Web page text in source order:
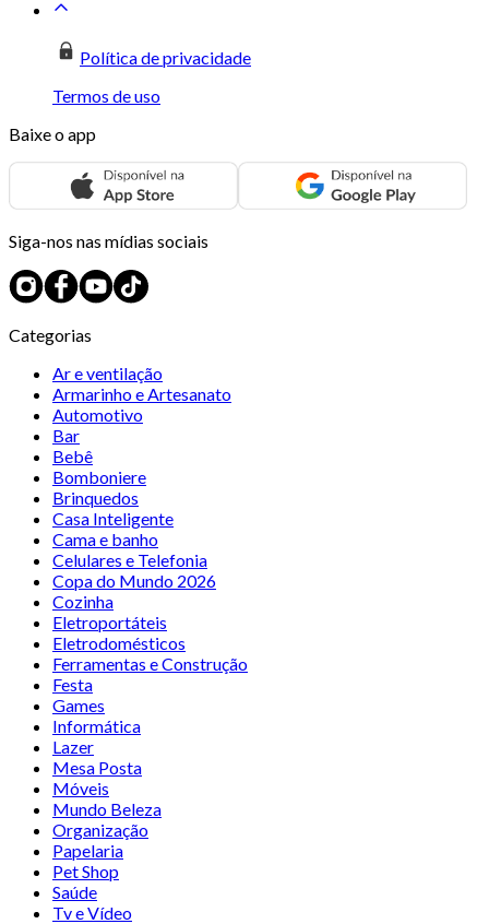
Política de privacidade
Termos de uso
Baixe o app
Siga-nos nas mídias sociais
Categorias
Ar e ventilação
Armarinho e Artesanato
Automotivo
Bar
Bebê
Bomboniere
Brinquedos
Casa Inteligente
Cama e banho
Celulares e Telefonia
Copa do Mundo 2026
Cozinha
Eletroportáteis
Eletrodomésticos
Ferramentas e Construção
Festa
Games
Informática
Lazer
Mesa Posta
Móveis
Mundo Beleza
Organização
Papelaria
Pet Shop
Saúde
Tv e Vídeo